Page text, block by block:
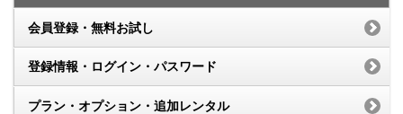
会員登録・無料お試し
登録情報・ログイン・パスワード
プラン・オプション・追加レンタル